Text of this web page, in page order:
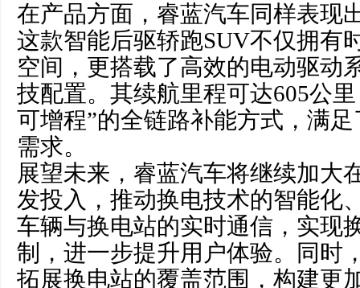
在产品方面，睿蓝汽车同样表现
这款智能后驱轿跑SUV不仅拥有
空间，更搭载了高效的电动驱动
技配置。其续航里程可达605公
可增程”的全链路补能方式，满
需求。
展望未来，睿蓝汽车将继续加大
发投入，推动换电技术的智能化
车辆与换电站的实时通信，实现
制，进一步提升用户体验。同时
拓展换电站的覆盖范围，构建更